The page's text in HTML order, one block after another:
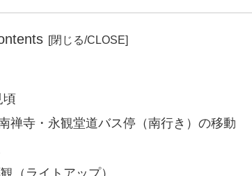
頃
禅寺・永観堂道バス停（南行き）の移動
（ライトアップ）